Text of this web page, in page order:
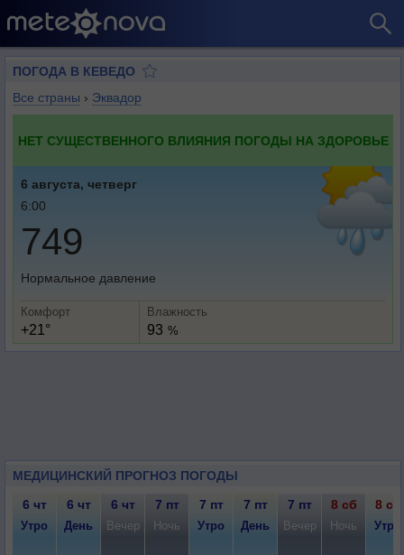
ПОГОДА В КЕВЕДО
Все страны › Эквадор
НЕТ СУЩЕСТВЕННОГО ВЛИЯНИЯ ПОГОДЫ НА ЗДОРОВЬЕ
6 августа, четверг
6:00
749
Нормальное давление
Комфорт
+21°
Влажность
93 %
МЕДИЦИНСКИЙ ПРОГНОЗ ПОГОДЫ
6 чт 6 чт 6 чт 7 пт 7 пт 7 пт 7 пт 8 сб 8 сб
Утро День Вечер Ночь Утро День Вечер Ночь Утро